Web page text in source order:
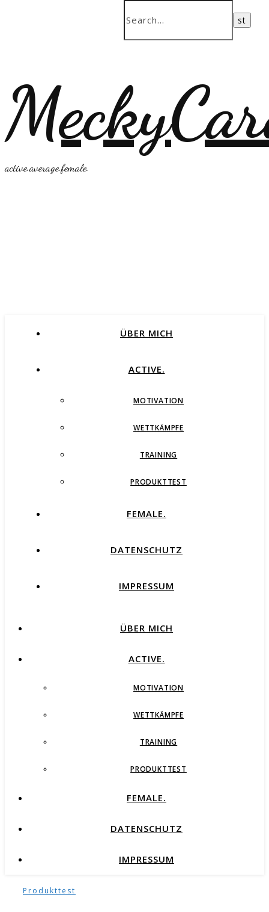
active.average.female.
ÜBER MICH
ACTIVE.
MOTIVATION
WETTKÄMPFE
TRAINING
PRODUKTTEST
FEMALE.
DATENSCHUTZ
IMPRESSUM
ÜBER MICH
ACTIVE.
MOTIVATION
WETTKÄMPFE
TRAINING
PRODUKTTEST
FEMALE.
DATENSCHUTZ
IMPRESSUM
Produkttest